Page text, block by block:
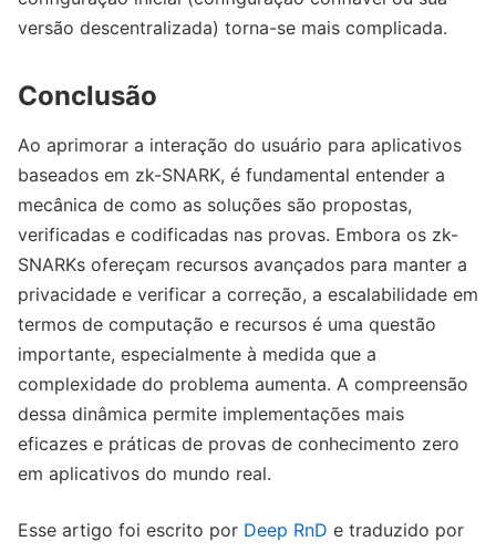
versão descentralizada) torna-se mais complicada.
Conclusão
Ao aprimorar a interação do usuário para aplicativos
baseados em zk-SNARK, é fundamental entender a
mecânica de como as soluções são propostas,
verificadas e codificadas nas provas. Embora os zk-
SNARKs ofereçam recursos avançados para manter a
privacidade e verificar a correção, a escalabilidade em
termos de computação e recursos é uma questão
importante, especialmente à medida que a
complexidade do problema aumenta. A compreensão
dessa dinâmica permite implementações mais
eficazes e práticas de provas de conhecimento zero
em aplicativos do mundo real.
Esse artigo foi escrito por Deep RnD e traduzido por